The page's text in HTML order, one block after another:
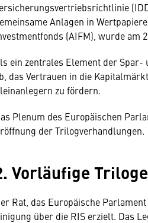
Anlagen in
(AIFM), wurde am
ein zentrales Element der Spar-
das Vertrauen in die
zu fördern.
Plenum des Europäischen
der Trilogverhandlungen.
Vorläufige
Rat, das Europäische
über die RIS erzielt. Das